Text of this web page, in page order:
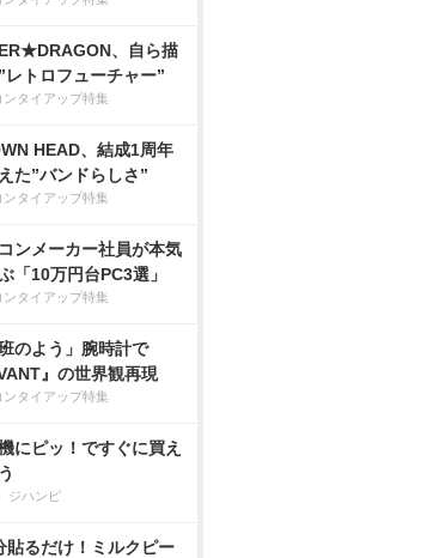
、自ら描
レトロフューチャー”
ンタイアップ特集
HEAD、結成1周年
た”バンドらしさ”
ンタイアップ特集
ンメーカー社員が本気
「10万円台PC3選」
ンタイアップ特集
班のよう」腕時計で
』の世界観再現
ンタイアップ特集
にピッ！ですぐに買え
ジハンピ
貼るだけ！ミルクピー